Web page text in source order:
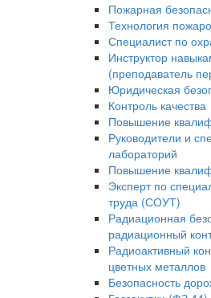
Пожарная
Технология
Специалист по
Инструктор
(преподаватель
Юридическая
Контроль качества
Повышение
Руководители и
лабораторий
Повышение
Эксперт по
труда (СОУТ)
Радиационная
радиационный
Радиоактивный
цветных металлов
Безопасность